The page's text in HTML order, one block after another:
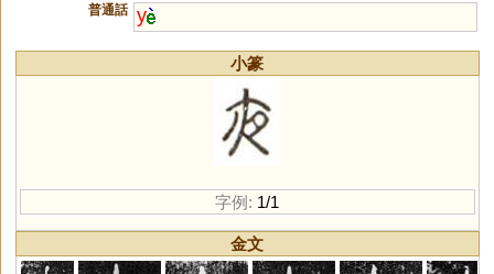
普通話 y
小篆
字例: 1/1
金文